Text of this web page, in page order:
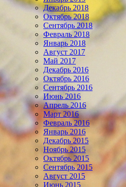
Декабрь 2018
Октябрь 2018
Сентябрь 2018
Февраль 2018
Январь 2018
Август 2017
Май 2017
Декабрь 2016
Октябрь 2016
Сентябрь 2016
Июнь 2016
Апрель 2016
Март 2016
Февраль 2016
Январь 2016
Декабрь 2015
Ноябрь 2015
Октябрь 2015
Сентябрь 2015
Август 2015
Июнь 2015